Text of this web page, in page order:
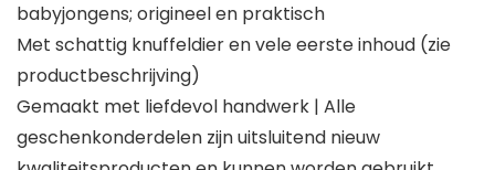
babyjongens; origineel en praktisch
Met schattig knuffeldier en vele eerste inhoud (zie
productbeschrijving)
Gemaakt met liefdevol handwerk | Alle
geschenkonderdelen zijn uitsluitend nieuw